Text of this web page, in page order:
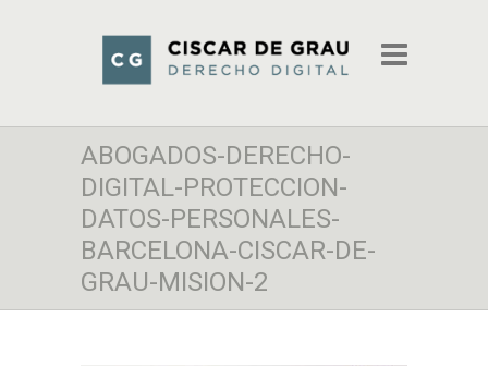
ABOGADOS-DERECHO-
DIGITAL-PROTECCION-
DATOS-PERSONALES-
BARCELONA-CISCAR-DE-
GRAU-MISION-2